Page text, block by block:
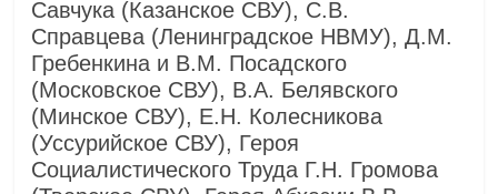
Савчука (Казанское СВУ), С.В.
Справцева (Ленинградское НВМУ), Д.М.
Гребенкина и В.М. Посадского
(Московское СВУ), В.А. Белявского
(Минское СВУ), Е.Н. Колесникова
(Уссурийское СВУ), Героя
Социалистического Труда Г.Н. Громова